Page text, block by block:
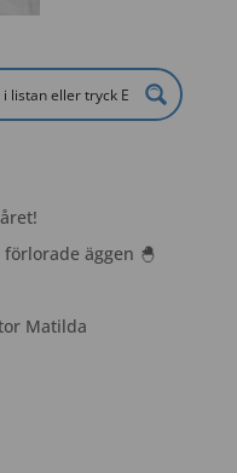
äggen 🐣
Matilda